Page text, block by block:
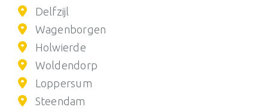
Delfzijl
Wagenborgen
Holwierde
Woldendorp
Loppersum
Steendam